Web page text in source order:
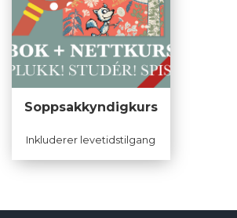
Soppsakkyndigkurs
Inkluderer levetidstilgang